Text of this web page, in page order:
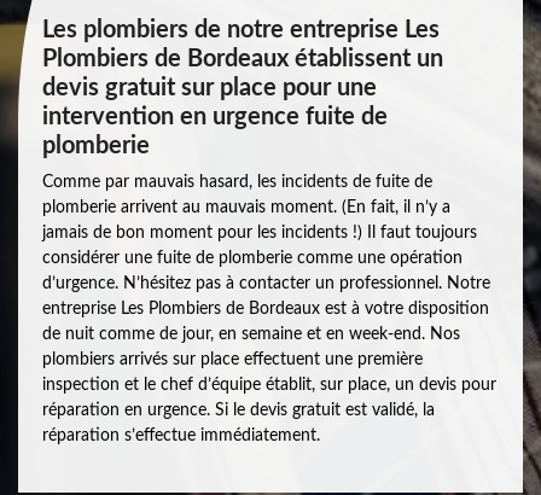
Les plombiers de notre entreprise Les
Plombiers de Bordeaux établissent un
devis gratuit sur place pour une
intervention en urgence fuite de
plomberie
Comme par mauvais hasard, les incidents de fuite de
plomberie arrivent au mauvais moment. (En fait, il n’y a
jamais de bon moment pour les incidents !) Il faut toujours
considérer une fuite de plomberie comme une opération
d’urgence. N’hésitez pas à contacter un professionnel. Notre
entreprise Les Plombiers de Bordeaux est à votre disposition
de nuit comme de jour, en semaine et en week-end. Nos
plombiers arrivés sur place effectuent une première
inspection et le chef d’équipe établit, sur place, un devis pour
réparation en urgence. Si le devis gratuit est validé, la
réparation s’effectue immédiatement.